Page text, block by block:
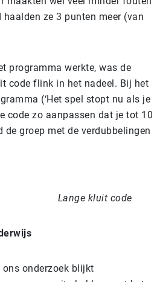
ze 3 punten meer (van
programma werkte, was de
code flink in het nadeel. Bij het
(‘Het spel stopt nu als je
code zo aanpassen dat je tot 10
de groep met de verdubbelingen
Lange kluit code
ons onderzoek blijkt